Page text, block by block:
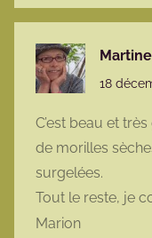
18
C’est beau et
de morilles
surgelées.
Tout le reste, je
Marion